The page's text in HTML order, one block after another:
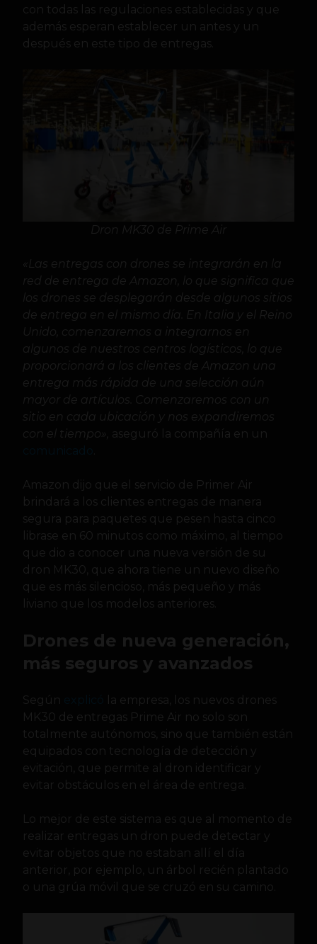
con todas las regulaciones establecidas y que
además esperan establecer un antes y un
después en este tipo de entregas.
Dron MK30 de Prime Air
«Las entregas con drones se integrarán en la
red de entrega de Amazon, lo que significa que
los drones se desplegarán desde algunos sitios
de entrega en el mismo día. En Italia y el Reino
Unido, comenzaremos a integrarnos en
algunos de nuestros centros logísticos, lo que
proporcionará a los clientes de Amazon una
entrega más rápida de una selección aún
mayor de artículos. Comenzaremos con un
sitio en cada ubicación y nos expandiremos
con el tiempo»,
aseguró la compañía en un
Amazon dijo que el servicio de Primer Air
brindará a los clientes entregas de manera
segura para paquetes que pesen hasta cinco
librase en 60 minutos como máximo, al tiempo
que dio a conocer una nueva versión de su
dron MK30, que ahora tiene un nuevo diseño
que es más silencioso, más pequeño y más
liviano que los modelos anteriores.
Drones de nueva generación,
más seguros y avanzados
Según
la empresa, los nuevos drones
MK30 de entregas Prime Air no solo son
totalmente autónomos, sino que también están
equipados con tecnología de detección y
evitación, que permite al dron identificar y
evitar obstáculos en el área de entrega.
Lo mejor de este sistema es que al momento de
realizar entregas un dron puede detectar y
evitar objetos que no estaban allí el día
anterior, por ejemplo, un árbol recién plantado
o una grúa móvil que se cruzó en su camino.